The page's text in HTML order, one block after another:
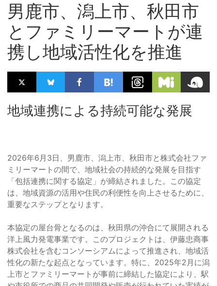
男鹿市、潟上市、秋田市
とファミリーマートが連
携し地域活性化を推進
地域連携による持続可能な発展
2026年6月3日、男鹿市、潟上市、秋田市と株式会社ファ
ミリーマートの間で、地域社会の持続的な発展を目指す
「包括連携に関する協定」が締結されました。この協定
は、地域資源の活用や住民の利便性を向上させるために、
重要なステップとなります。
本協定の屋台骨となるのは、秋田県の沖合にて展開される
洋上風力発電事業です。このプロジェクトは、伊藤忠商事
株式会社を含むコンソーシアムによって推進され、地域活
性化の新たな起点となっています。特に、2025年2月に潟
上市とファミリーマートが事前に締結した協定により、駅